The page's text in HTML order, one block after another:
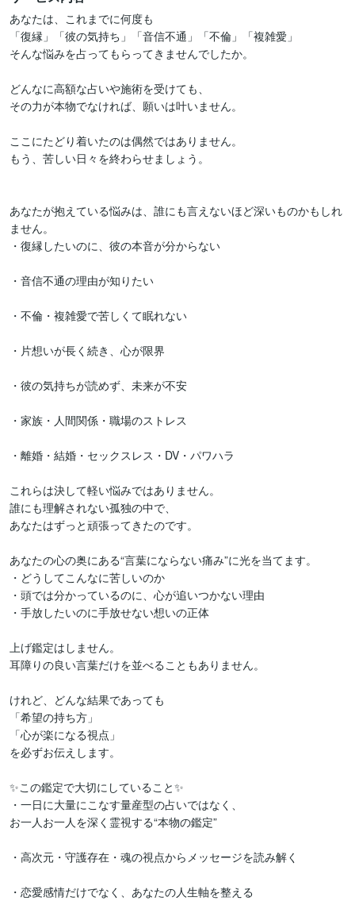
あなたは、これまでに何度も
「復縁」「彼の気持ち」「音信不通」「不倫」「複雑愛」
そんな悩みを占ってもらってきませんでしたか。
どんなに高額な占いや施術を受けても、
その力が本物でなければ、願いは叶いません。
ここにたどり着いたのは偶然ではありません。
もう、苦しい日々を終わらせましょう。
あなたが抱えている悩みは、誰にも言えないほど深いものかもしれ
ません。
・復縁したいのに、彼の本音が分からない
・音信不通の理由が知りたい
・不倫・複雑愛で苦しくて眠れない
・片想いが長く続き、心が限界
・彼の気持ちが読めず、未来が不安
・家族・人間関係・職場のストレス
・離婚・結婚・セックスレス・DV・パワハラ
これらは決して軽い悩みではありません。
誰にも理解されない孤独の中で、
あなたはずっと頑張ってきたのです。
あなたの心の奥にある“言葉にならない痛み”に光を当てます。
・どうしてこんなに苦しいのか
・頭では分かっているのに、心が追いつかない理由
・手放したいのに手放せない想いの正体
上げ鑑定はしません。
耳障りの良い言葉だけを並べることもありません。
けれど、どんな結果であっても
「希望の持ち方」
「心が楽になる視点」
を必ずお伝えします。
✨この鑑定で大切にしていること✨
・一日に大量にこなす量産型の占いではなく、
お一人お一人を深く霊視する“本物の鑑定”
・高次元・守護存在・魂の視点からメッセージを読み解く
・恋愛感情だけでなく、あなたの人生軸を整える